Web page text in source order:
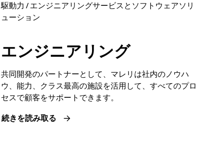
駆動力 / エンジニアリングサービスとソフトウェアソリ
ューション
エンジニアリング
共同開発のパートナーとして、マレリは社内のノウハ
ウ、能力、クラス最高の施設を活用して、すべてのプロ
セスで顧客をサポートできます。
続きを読み取る